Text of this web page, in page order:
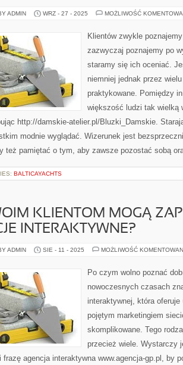
ADMIN WRZ - 27 - 2025 MOŻLIWOŚĆ
Klientów zwykle
zazwyczaj poznajemy po
staramy się ich oceniać.
niemniej jednak przez
praktykowane. Pomiędzy
większość ludzi tak wielką
http://damskie-atelier.pl/Bluzki_Damskie.
modnie wyglądać. Wizerunek jest
też pamiętać o tym, aby zawsze pozostać sobą
BALTICAYACHTS
KLIENTOM MOGĄ
INTERAKTYWNE?
ADMIN SIE - 11 - 2025 MOŻLIWOŚĆ
Po czym wolno poznać
nowoczesnych czasach
interaktywnej, która oferuje
pojętym marketingiem
skomplikowane. Tego
przecież wiele. Wystarczy
agencja interaktywna www.agencja-gp.pl, by